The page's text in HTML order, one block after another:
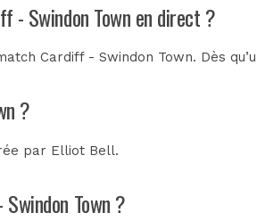
- Swindon Town en direct ?
Cardiff - Swindon Town. Dès
?
par Elliot Bell.
Town ?